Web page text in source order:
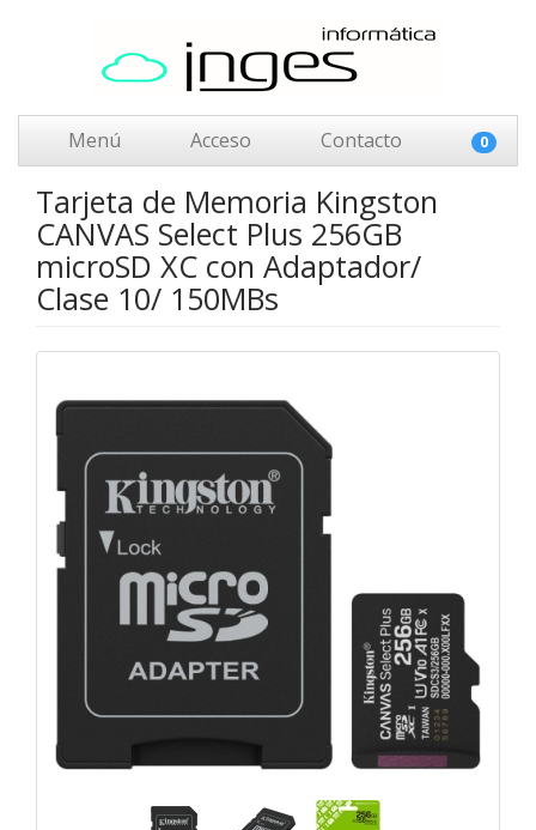
Menú Acceso Contacto 0
Tarjeta de Memoria Kingston
CANVAS Select Plus 256GB
microSD XC con Adaptador/
Clase 10/ 150MBs